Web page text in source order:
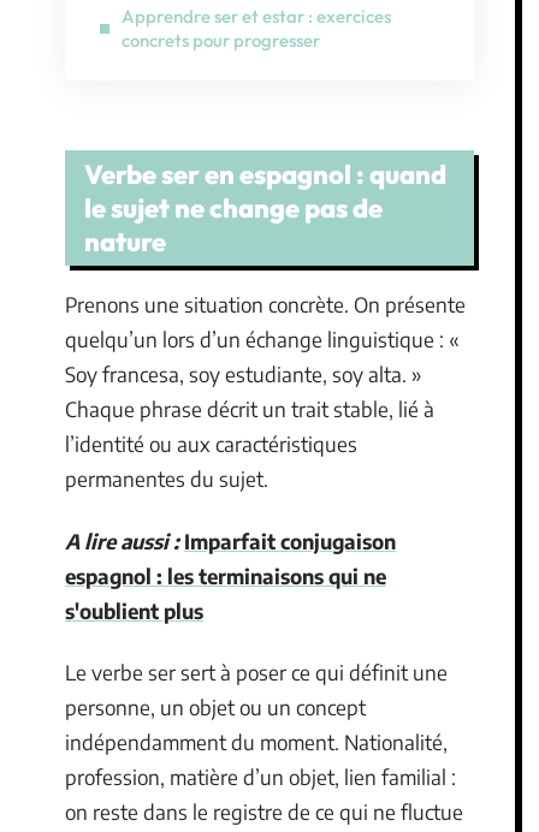
Apprendre ser et estar : exercices
concrets pour progresser
Verbe ser en espagnol : quand
le sujet ne change pas de
nature
Prenons une situation concrète. On présente
quelqu’un lors d’un échange linguistique : «
Soy francesa, soy estudiante, soy alta. »
Chaque phrase décrit un trait stable, lié à
l’identité ou aux caractéristiques
permanentes du sujet.
A lire aussi : Imparfait conjugaison
espagnol : les terminaisons qui ne
s'oublient plus
Le verbe ser sert à poser ce qui définit une
personne, un objet ou un concept
indépendamment du moment. Nationalité,
profession, matière d’un objet, lien familial :
on reste dans le registre de ce qui ne fluctue